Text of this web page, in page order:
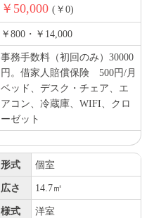
￥50,000 (￥0)
￥800・￥14,000
事務手数料（初回のみ）30000
円。借家人賠償保険 500円/月
ベッド、デスク・チェア、エ
アコン、冷蔵庫、WIFI、クロ
ーゼット
形式 個室
広さ 14.7㎡
様式 洋室